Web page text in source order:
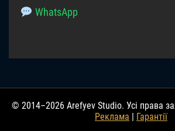
WhatsApp
© 2014–2026 Arefyev Studio. Усі права
Реклама
Гарантії